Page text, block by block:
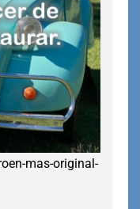
mas-original-